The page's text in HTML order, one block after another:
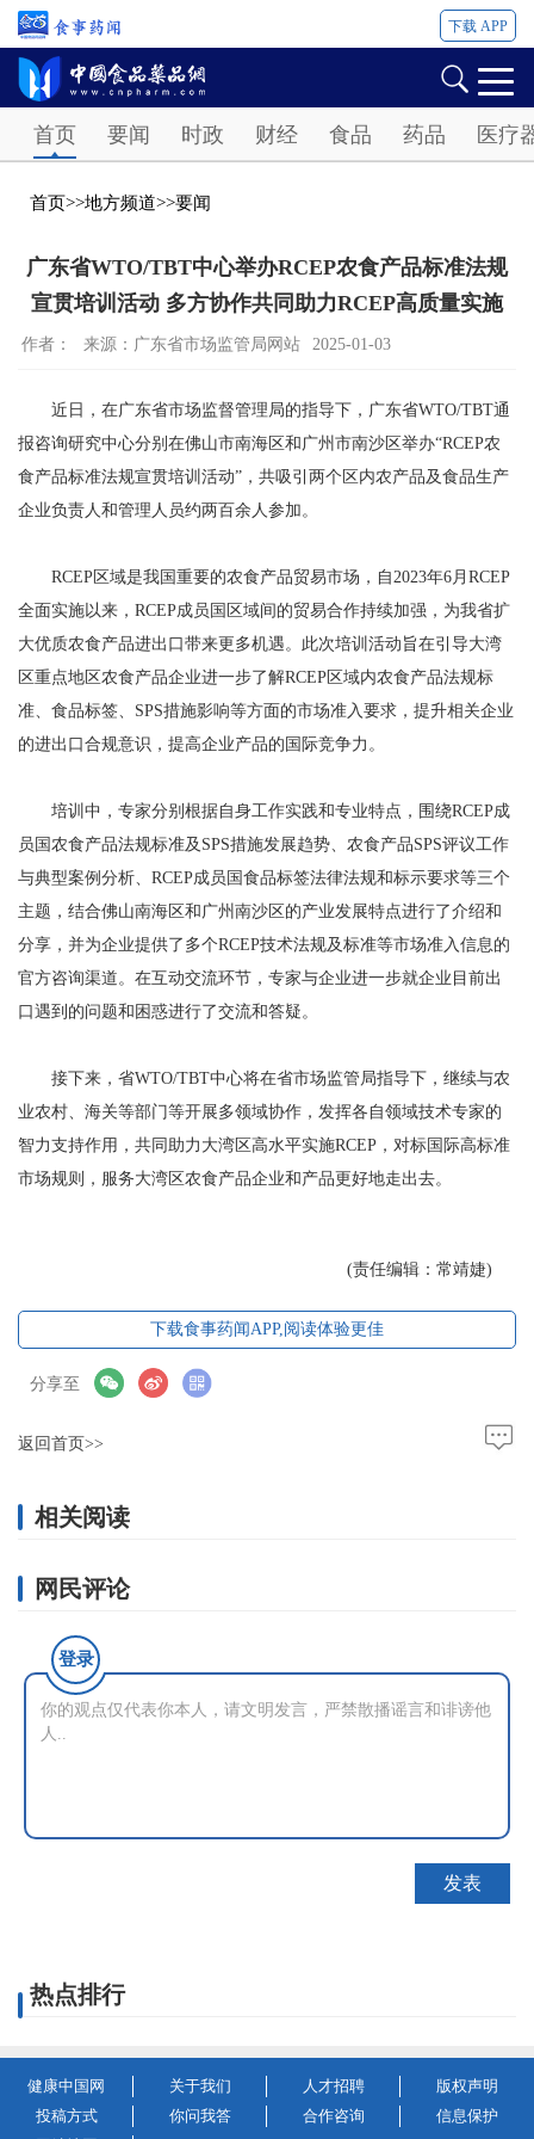
下载 APP
首页 要闻 时政 财经 食品 药品 医疗
首页>>地方频道>>要闻
广东省WTO/TBT中心举办RCEP农食产品标准法规
宣贯培训活动 多方协作共同助力RCEP高质量实施
作者： 来源：广东省市场监管局网站 2025-01-03
近日，在广东省市场监督管理局的指导下，广东省WTO/TBT通
报咨询研究中心分别在佛山市南海区和广州市南沙区举办“RCEP农
食产品标准法规宣贯培训活动”，共吸引两个区内农产品及食品生产
企业负责人和管理人员约两百余人参加。
RCEP区域是我国重要的农食产品贸易市场，自2023年6月RCEP
全面实施以来，RCEP成员国区域间的贸易合作持续加强，为我省扩
大优质农食产品进出口带来更多机遇。此次培训活动旨在引导大湾
区重点地区农食产品企业进一步了解RCEP区域内农食产品法规标
准、食品标签、SPS措施影响等方面的市场准入要求，提升相关企业
的进出口合规意识，提高企业产品的国际竞争力。
培训中，专家分别根据自身工作实践和专业特点，围绕RCEP成
员国农食产品法规标准及SPS措施发展趋势、农食产品SPS评议工作
与典型案例分析、RCEP成员国食品标签法律法规和标示要求等三个
主题，结合佛山南海区和广州南沙区的产业发展特点进行了介绍和
分享，并为企业提供了多个RCEP技术法规及标准等市场准入信息的
官方咨询渠道。在互动交流环节，专家与企业进一步就企业目前出
口遇到的问题和困惑进行了交流和答疑。
接下来，省WTO/TBT中心将在省市场监管局指导下，继续与农
业农村、海关等部门等开展多领域协作，发挥各自领域技术专家的
智力支持作用，共同助力大湾区高水平实施RCEP，对标国际高标准
市场规则，服务大湾区农食产品企业和产品更好地走出去。
(责任编辑：常靖婕)
下载食事药闻APP,阅读体验更佳
分享至
返回首页>>
相关阅读
网民评论
登录
热点排行
健康中国网 关于我们 人才招聘
版权声明
投稿方式
你问我答 合作咨询
信息保护